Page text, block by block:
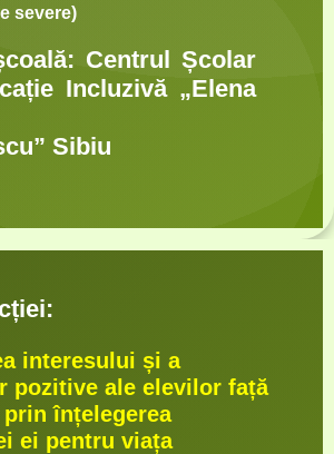
severe)
Centrul Școlar
Incluzivă „Elena
Sibiu
interesului și a
pozitive ale elevilor față
înțelegerea
ei pentru viața